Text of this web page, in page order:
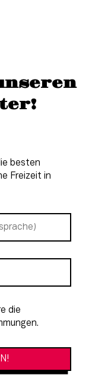
besten
Freizeit in